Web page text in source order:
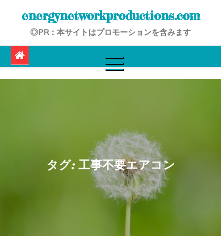
energynetworkproductions.com
◎PR：本サイトはプロモーションを含みます
タグ: 工事不要エアコン